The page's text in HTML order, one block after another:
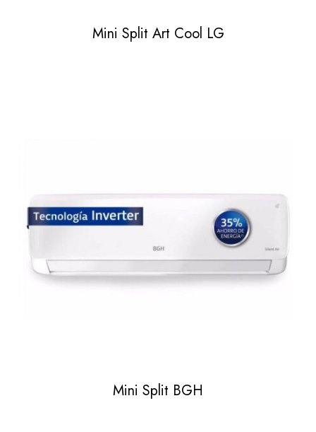
Mini Split Art Cool LG
Mini Split BGH